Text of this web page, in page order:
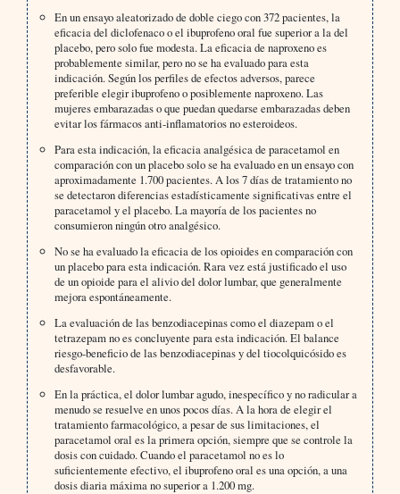
En un ensayo aleatorizado de doble ciego con 372 pacientes, la
eficacia del diclofenaco o el ibuprofeno oral fue superior a la del
placebo, pero solo fue modesta. La eficacia de naproxeno es
probablemente similar, pero no se ha evaluado para esta
indicación. Según los perfiles de efectos adversos, parece
preferible elegir ibuprofeno o posiblemente naproxeno. Las
mujeres embarazadas o que puedan quedarse embarazadas deben
evitar los fármacos anti-inflamatorios no esteroideos.
Para esta indicación, la eficacia analgésica de paracetamol en
comparación con un placebo solo se ha evaluado en un ensayo con
aproximadamente 1.700 pacientes. A los 7 días de tratamiento no
se detectaron diferencias estadísticamente significativas entre el
paracetamol y el placebo. La mayoría de los pacientes no
consumieron ningún otro analgésico.
No se ha evaluado la eficacia de los opioides en comparación con
un placebo para esta indicación. Rara vez está justificado el uso
de un opioide para el alivio del dolor lumbar, que generalmente
mejora espontáneamente.
La evaluación de las benzodiacepinas como el diazepam o el
tetrazepam no es concluyente para esta indicación. El balance
riesgo-beneficio de las benzodiacepinas y del tiocolquicósido es
desfavorable.
En la práctica, el dolor lumbar agudo, inespecífico y no radicular a
menudo se resuelve en unos pocos días. A la hora de elegir el
tratamiento farmacológico, a pesar de sus limitaciones, el
paracetamol oral es la primera opción, siempre que se controle la
dosis con cuidado. Cuando el paracetamol no es lo
suficientemente efectivo, el ibuprofeno oral es una opción, a una
dosis diaria máxima no superior a 1.200 mg.